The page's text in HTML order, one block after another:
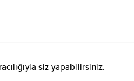
siz yapabilirsiniz.